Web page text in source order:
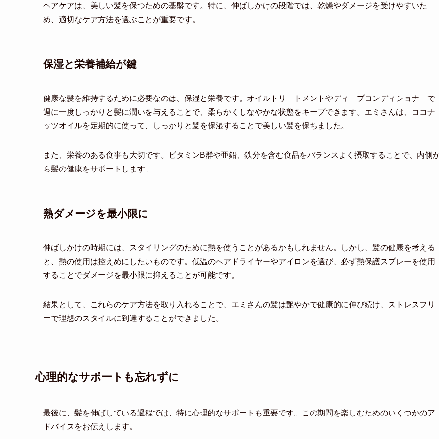
ヘアケアは、美しい髪を保つための基盤です。特に、伸ばしかけの段階では、乾燥やダメージを受けやすいた
め、適切なケア方法を選ぶことが重要です。
保湿と栄養補給が鍵
健康な髪を維持するために必要なのは、保湿と栄養です。オイルトリートメントやディープコンディショナーで
週に一度しっかりと髪に潤いを与えることで、柔らかくしなやかな状態をキープできます。エミさんは、ココナ
ッツオイルを定期的に使って、しっかりと髪を保湿することで美しい髪を保ちました。
また、栄養のある食事も大切です。ビタミンB群や亜鉛、鉄分を含む食品をバランスよく摂取することで、内側
ら髪の健康をサポートします。
熱ダメージを最小限に
伸ばしかけの時期には、スタイリングのために熱を使うことがあるかもしれません。しかし、髪の健康を考える
と、熱の使用は控えめにしたいものです。低温のヘアドライヤーやアイロンを選び、必ず熱保護スプレーを使用
することでダメージを最小限に抑えることが可能です。
結果として、これらのケア方法を取り入れることで、エミさんの髪は艶やかで健康的に伸び続け、ストレスフリ
ーで理想のスタイルに到達することができました。
心理的なサポートも忘れずに
最後に、髪を伸ばしている過程では、特に心理的なサポートも重要です。この期間を楽しむためのいくつかのア
ドバイスをお伝えします。